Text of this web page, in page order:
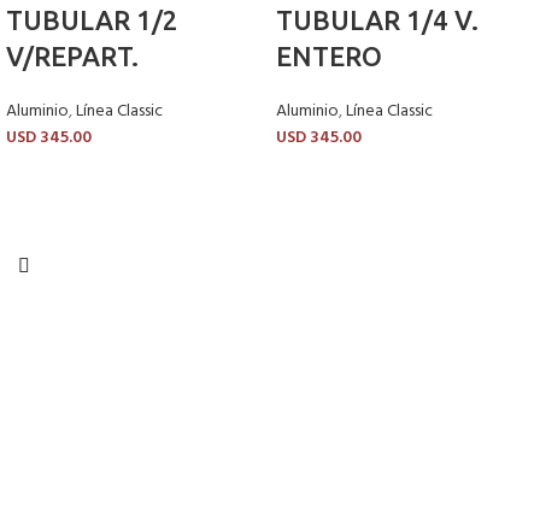
TUBULAR 1/2
V/REPART.
Aluminio,Línea Classic
USD345.00
TUBULAR 1/4 V.
ENTERO
Aluminio,Línea Classic
USD345.00